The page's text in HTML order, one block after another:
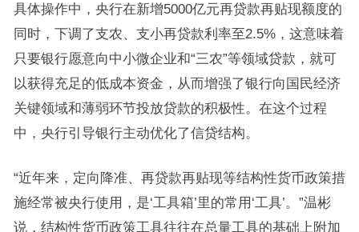
具体操作中，央行在新增5000亿元再贷款再贴现额度的
同时，下调了支农、支小再贷款利率至2.5%，这意味着
只要银行愿意向中小微企业和“三农”等领域贷款，就可
以获得充足的低成本资金，从而增强了银行向国民经济
关键领域和薄弱环节投放贷款的积极性。在这个过程
中，央行引导银行主动优化了信贷结构。
“近年来，定向降准、再贷款再贴现等结构性货币政策措
施经常被央行使用，是‘工具箱’里的常用‘工具’。”温彬
说，结构性货币政策工具往往在总量工具的基础上附加